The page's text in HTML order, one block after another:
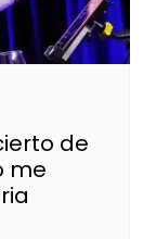
de
me